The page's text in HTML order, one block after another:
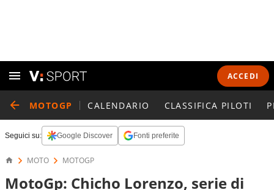
ACCEDI
MOTOGP CALENDARIO CLASSIFICA PILOTI
Seguici su: Google Discover Fonti preferite
MOTO MOTOGP
MotoGp: Chicho Lorenzo, serie di